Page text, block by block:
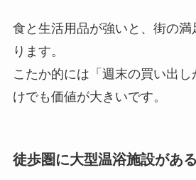
食と生活用品が強いと、街の
ります。
こたか的には「週末の買い出
けでも価値が大きいです。
徒歩圏に大型温浴施設がある